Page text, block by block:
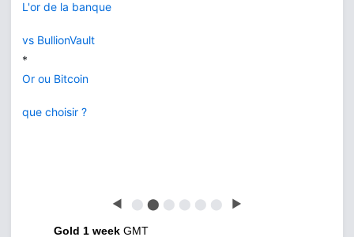
L'or de la banque
vs BullionVault
*
Or ou Bitcoin
que choisir ?
◀ ⬤ ⬤ ⬤ ⬤ ⬤ ⬤ ▶
Gold 1 week GMT